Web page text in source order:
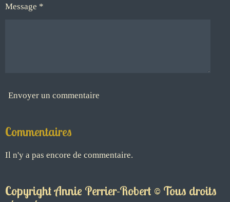
Message *
Envoyer un commentaire
Commentaires
Il n'y a pas encore de commentaire.
Copyright Annie Perrier-Robert © Tous droits